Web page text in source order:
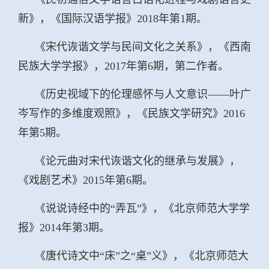
新》，《国际汉语学报》2018年第1期。
《宋代诙谐文学与民间文化之关系》，《西南
民族大学学报》，2017年第6期，第二作者。
《历史视域下的伦理感怀与人文意识——叶广
岑写作的多维度观照》，《民族文学研究》2016
年第5期。
《论元曲对宋代诙谐文化的继承与发展》，
《戏剧艺术》2015年第6期。
《说说诗经中的“弄瓦”》，《北京师范大学学
报》2014年第3期。
《唐代诗文中“床”之“桌”义》，《北京师范大